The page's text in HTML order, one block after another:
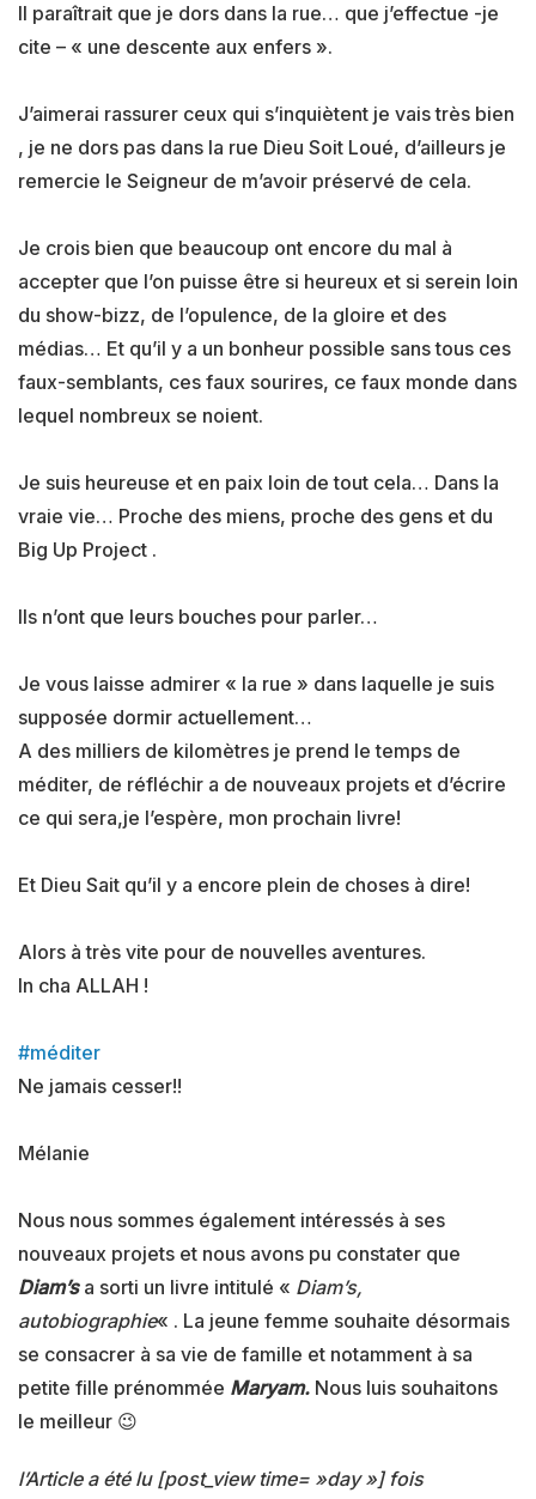
Il paraîtrait que je dors dans la rue… que j’effectue -je
cite – « une descente aux enfers ».
J’aimerai rassurer ceux qui s’inquiètent je vais très bien
, je ne dors pas dans la rue Dieu Soit Loué, d’ailleurs je
remercie le Seigneur de m’avoir préservé de cela.
Je crois bien que beaucoup ont encore du mal à
accepter que l’on puisse être si heureux et si serein loin
du show-bizz, de l’opulence, de la gloire et des
médias… Et qu’il y a un bonheur possible sans tous ces
faux-semblants, ces faux sourires, ce faux monde dans
lequel nombreux se noient.
Je suis heureuse et en paix loin de tout cela… Dans la
vraie vie… Proche des miens, proche des gens et du
Big Up Project .
Ils n’ont que leurs bouches pour parler…
Je vous laisse admirer « la rue » dans laquelle je suis
supposée dormir actuellement…
A des milliers de kilomètres je prend le temps de
méditer, de réfléchir a de nouveaux projets et d’écrire
ce qui sera,je l’espère, mon prochain livre!
Et Dieu Sait qu’il y a encore plein de choses à dire!
Alors à très vite pour de nouvelles aventures.
In cha ALLAH !
#méditer
Ne jamais cesser!!
Mélanie
Nous nous sommes également intéressés à ses
nouveaux projets et nous avons pu constater que
Diam’s a sorti un livre intitulé « Diam’s,
autobiographie« . La jeune femme souhaite désormais
se consacrer à sa vie de famille et notamment à sa
petite fille prénommée Maryam. Nous luis souhaitons
le meilleur 😉
l’Article a été lu [post_view time= »day »] fois